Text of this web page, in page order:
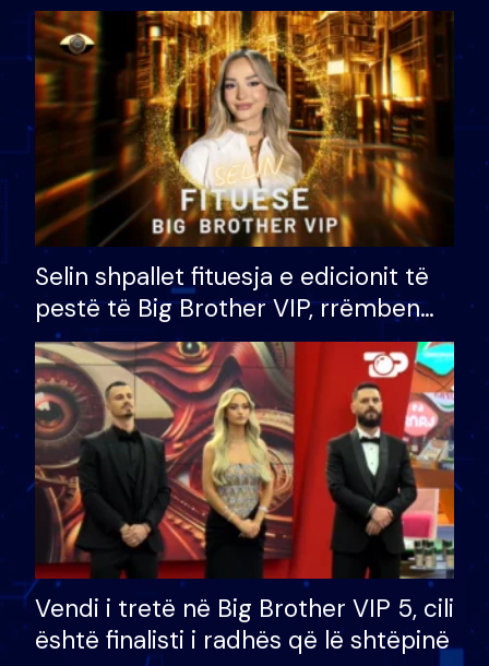
Selin shpallet fituesja e edicionit të
pestë të Big Brother VIP, rrëmben
çmimin e madh prej 100 mijë eurosh
Vendi i tretë në Big Brother VIP 5, cili
është finalisti i radhës që lë shtëpinë